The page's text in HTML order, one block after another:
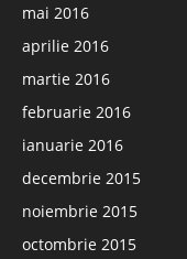
mai 2016
aprilie 2016
martie 2016
februarie 2016
ianuarie 2016
decembrie 2015
noiembrie 2015
octombrie 2015